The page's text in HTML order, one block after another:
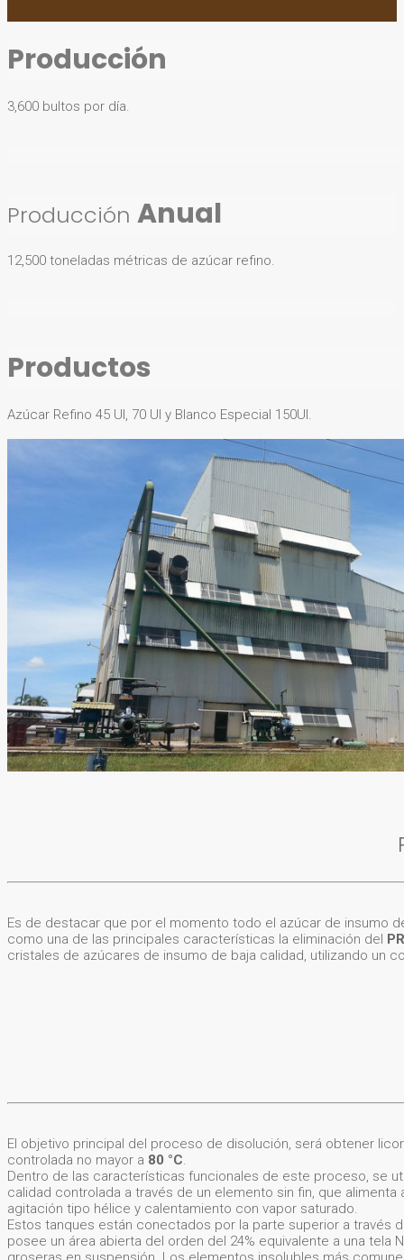
Producción
3,600 bultos por día.
Producción Anual
12,500 toneladas métricas de azúcar refino.
Productos
Azúcar Refino 45 UI, 70 UI y Blanco Especial 150UI.
Es de destacar que por el momento todo el azúcar de insumo
como una de las principales características la eliminación del
cristales de azúcares de insumo de baja calidad, utilizando un
El objetivo principal del proceso de disolución, será obtener
controlada no mayor a 80 °C.
Dentro de las características funcionales de este proceso, se
calidad controlada a través de un elemento sin fin, que
agitación tipo hélice y calentamiento con vapor saturado.
Estos tanques están conectados por la parte superior a través
posee un área abierta del orden del 24% equivalente a una